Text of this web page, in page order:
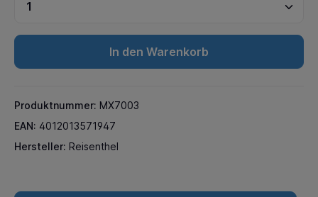
In den Warenkorb
Produktnummer: MX7003
EAN: 4012013571947
Hersteller: Reisenthel